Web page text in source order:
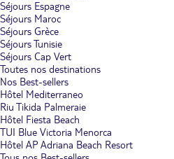
Séjours Espagne
Séjours Maroc
Séjours Grèce
Séjours Tunisie
Séjours Cap Vert
Toutes nos destinations
Nos Best-sellers
Hôtel Mediterraneo
Riu Tikida Palmeraie
Hôtel Fiesta Beach
TUI Blue Victoria Menorca
Hôtel AP Adriana Beach Resort